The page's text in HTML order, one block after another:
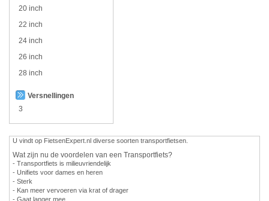
20 inch
22 inch
24 inch
26 inch
28 inch
Versnellingen
3
U vindt op FietsenExpert.nl diverse soorten transportfietsen.
Wat zijn nu de voordelen van een Transportfiets?
- Transportfiets is milieuvriendelijk
- Unifiets voor dames en heren
- Sterk
- Kan meer vervoeren via krat of drager
- Gaat langer mee